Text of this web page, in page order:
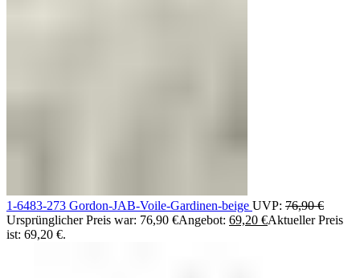
1-6483-273 Gordon-JAB-Voile-Gardinen-beige UVP: 76,90€
Ursprünglicher Preis war: 76,90 €Angebot: 69,20 €Aktueller Preis
ist: 69,20 €.